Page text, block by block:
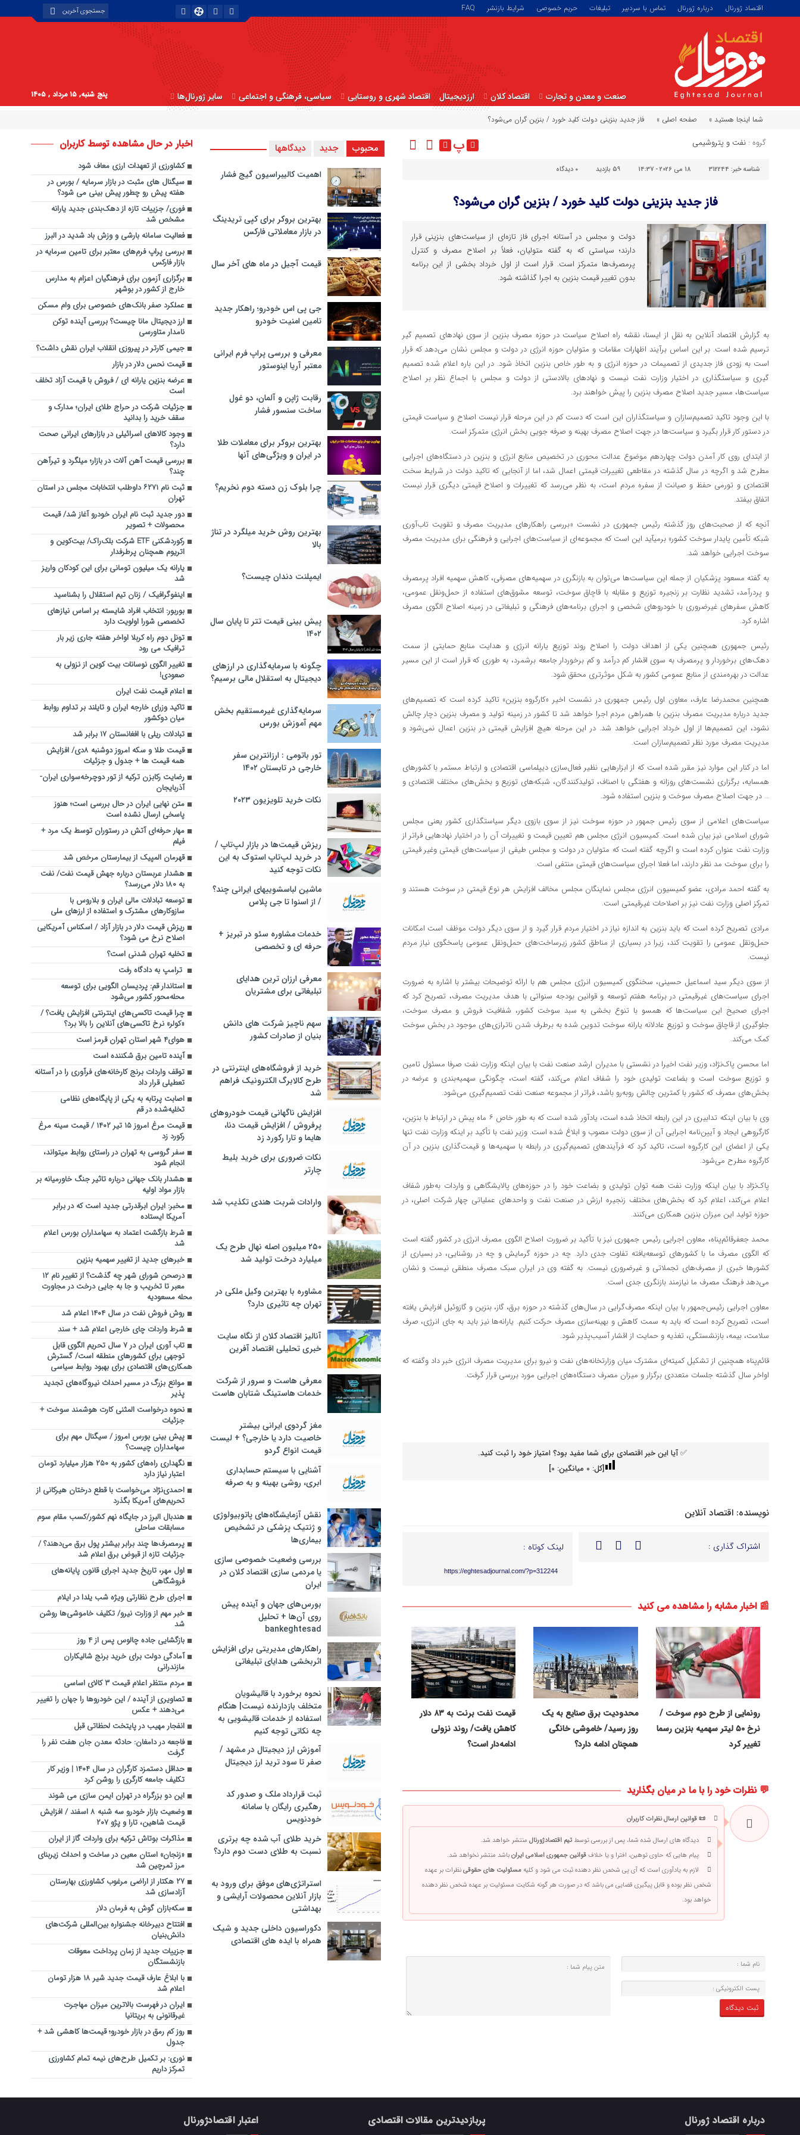
اقتصاد ژورنال درباره ژورنال تماس با سردبیر تبلیغات حریم خصوصی شرایط بازنشر FAQ
صنعت و معدن و تجارت اقتصاد کلان ارزدیجیتال اقتصاد شهری و روستایی سیاسی، فرهنگی و اجتماعی سایر ژورنال‌ها پنج شنبه, ۱۵ مرداد , ۱۴۰۵
شما اینجا هستید » صفحه اصلی » فاز جدید بنزینی دولت کلید خورد / بنزین گران می‌شود؟
گروه : نفت و پتروشیمی پ
شناسه خبر: 312244 18 می 2026 - 14:37 59 بازدید ۰ دیدگاه
فاز جدید بنزینی دولت کلید خورد / بنزین گران می‌شود؟
دولت و مجلس در آستانه اجرای فاز تازه‌ای از سیاست‌های بنزینی قرار
دارند؛ سیاستی که به گفته متولیان، فعلاً بر اصلاح مصرف و کنترل
پرمصرف‌ها متمرکز است. قرار است از اول خرداد بخشی از این برنامه
بدون تغییر قیمت بنزین به اجرا گذاشته شود.
به گزارش اقتصاد آنلاین به نقل از ایسنا، نقشه راه اصلاح سیاست در حوزه مصرف بنزین از سوی نهاد‌های تصمیم گیر
ترسیم شده است. بر این اساس برآیند اظهارات مقامات و متولیان حوزه انرژی در دولت و مجلس نشان می‌دهد که قرار
است به زودی فاز جدیدی از تصمیمات در حوزه انرژی و به طور خاص بنزین اتخاذ شود. در این باره اعلام شده تصمیم
گیری و سیاستگذاری در اختیار وزارت نفت نیست و نهاد‌های بالادستی از دولت و مجلس با اجماع نظر بر اصلاح
سیاست‌ها، مسیر جدید اصلاح مصرف بنزین را پیش خواهند برد.
با این وجود تاکید تصمیم‌سازان و سیاستگذاران این است که دست کم در این مرحله قرار نیست اصلاح و سیاست قیمتی
در دستور کار قرار بگیرد و سیاست‌ها در جهت اصلاح مصرف بهینه و صرفه جویی بخش انرژی متمرکز است.
از ابتدای روی کار آمدن دولت چهاردهم موضوع عدالت محوری در تخصیص منابع انرژی و بنزین در دستگاه‌های اجرایی
مطرح شد و اگرچه در سال گذشته در مقاطعی تغییرات قیمتی اعمال شد، اما از آنجایی که تاکید دولت در شرایط سخت
اقتصادی و تورمی حفظ و صیانت از سفره مردم است، به نظر می‌رسد که تغییرات و اصلاح قیمتی دیگری قرار نیست
اتفاق بیفتد.
آنچه که از صحبت‌های روز گذشته رئیس جمهوری در نشست «بررسی راهکار‌های مدیریت مصرف و تقویت تاب‌آوری
شبکه تأمین پایدار سوخت کشور» برمیآید این است که مجموعه‌ای از سیاست‌های اجرایی و فرهنگی برای مدیریت مصرف
سوخت اجرایی خواهد شد.
به گفته مسعود پزشکیان از جمله این سیاست‌ها می‌توان به بازنگری در سهمیه‌های مصرفی، کاهش سهمیه افراد پرمصرف
و پردرآمد، تشدید نظارت بر زنجیره توزیع و مقابله با قاچاق سوخت، توسعه مشوق‌های استفاده از حمل‌ونقل عمومی،
کاهش سفر‌های غیرضروری با خودرو‌های شخصی و اجرای برنامه‌های فرهنگی و تبلیغاتی در زمینه اصلاح الگوی مصرف
اشاره کرد.
رئیس جمهوری همچنین یکی از اهداف دولت را اصلاح روند توزیع یارانه انرژی و هدایت منابع حمایتی از سمت
دهک‌های برخوردار و پرمصرف به سوی اقشار کم درآمد و کم برخوردار جامعه برشمرد، به طوری که قرار است از این مسیر
عدالت در بهره‌مندی از منابع عمومی کشور به شکل موثرتری محقق شود.
همچنین محمدرضا عارف، معاون اول رئیس جمهوری در نشست اخیر «کارگروه بنزین» تاکید کرده است که تصمیم‌های
جدید درباره مدیریت مصرف بنزین با همراهی مردم اجرا خواهد شد تا کشور در زمینه تولید و مصرف بنزین دچار چالش
نشود، این تصمیم‌ها از اول خرداد اجرایی خواهد شد. در این مرحله هیچ افزایش قیمتی در بنزین اعمال نمی‌شود و
مدیریت مصرف مورد نظر تصمیم‌سازان است.
اما در کنار این موارد نیز مقرر شده است که از ابزار‌هایی نظیر فعال‌سازی دیپلماسی اقتصادی و ارتباط مستمر با کشور‌های
همسایه، برگزاری نشست‌های روزانه و هفتگی با اصناف، تولیدکنندگان، شبکه‌های توزیع و بخش‌های مختلف اقتصادی و
… در جهت اصلاح مصرف سوخت و بنزین استفاده شود.
سیاست‌های اعلامی از سوی رئیس جمهور در حوزه سوخت نیز از سوی بازوی دیگر سیاستگذاری کشور یعنی مجلس
شورای اسلامی نیز بیان شده است. کمیسیون انرژی مجلس هم تعیین قیمت و تغییرات آن را در اختیار نهاد‌هایی فراتر از
وزارت نفت عنوان کرده است و اگرچه گفته است که متولیان در دولت و مجلس طیفی از سیاست‌های قیمتی وغیر قیمتی
را برای سوخت مد نظر دارند، اما فعلا اجرای سیاست‌های قیمتی منتفی است.
به گفته احمد مرادی، عضو کمیسیون انرژی مجلس نماینگان مجلس مخالف افزایش هر نوع قیمتی در سوخت هستند و
تمرکز اصلی وزارت نفت نیز بر اصلاحات غیرقیمتی است.
مرادی تصریح کرده است که باید بنزین به اندازه نیاز در اختیار مردم قرار گیرد و از سوی دیگر دولت موظف است امکانات
حمل‌ونقل عمومی را تقویت کند، زیرا در بسیاری از مناطق کشور زیرساخت‌های حمل‌ونقل عمومی پاسخگوی نیاز مردم
نیست.
از سوی دیگر سید اسماعیل حسینی، سخنگوی کمیسیون انرژی مجلس هم با ارائه توضیحات بیشتر با اشاره به ضرورت
اجرای سیاست‌های غیرقیمتی در برنامه هفتم توسعه و قوانین بودجه سنواتی با هدف مدیریت مصرف، تصریح کرد که
اجرای صحیح این سیاست‌ها که همسو با تنوع بخشی به سبد سوخت کشور، شفافیت فروش و مصرف سوخت،
جلوگیری از قاچاق سوخت و توزیع عادلانه یارانه سوخت تدوین شده به برطرف شدن ناترازی‌های موجود در بخش سوخت
کمک می‌کند.
اما محسن پاک‌نژاد، وزیر نفت اخیرا در نشستی با مدیران ارشد صنعت نفت با بیان اینکه وزارت نفت صرفا مسئول تامین
و توزیع سوخت است و بضاعت تولیدی خود را شفاف اعلام می‌کند، گفته است، چگونگی سهمیه‌بندی و عرضه در
بخش‌های مصرف که کشور با کمترین چالش روبه‌رو باشد، فراتر از مجموعه صنعت نفت تصمیم‌گیری می‌شود.
وی با بیان اینکه تدابیری در این رابطه اتخاذ شده است، یادآور شده است که به طور خاص ۶ ماه پیش در ارتباط با بنزین،
کارگروهی ایجاد و آیین‌نامه اجرایی آن از سوی دولت مصوب و ابلاغ شده است. وزیر نفت با تأکید بر اینکه وزارت نفت تنها
یکی از اعضای این کارگروه است، تاکید کرد که فرآیند‌های تصمیم‌گیری در رابطه با سهمیه‌ها و قیمت‌گذاری بنزین در آن
کارگروه مطرح می‌شود.
پاک‌نژاد با بیان اینکه وزارت نفت همه توان تولیدی و بضاعت خود را در حوزه‌های پالایشگاهی و واردات به‌طور شفاف
اعلام می‌کند، اعلام کرد که بخش‌های مختلف زنجیره ارزش در صنعت نفت و واحد‌های عملیاتی چهار شرکت اصلی، در
حوزه تولید این میزان بنزین همکاری می‌کنند.
محمد جعفرقائم‌پناه، معاون اجرایی رئیس جمهوری نیز با تأکید بر ضرورت اصلاح الگوی مصرف انرژی در کشور گفته است
که الگوی مصرف ما با کشور‌های توسعه‌یافته تفاوت جدی دارد. چه در حوزه گرمایش و چه در روشنایی، در بسیاری از
کشور‌ها خبری از مصرف‌های تجملاتی و غیرضروری نیست. به گفته وی در ایران سبک مصرف منطقی نیست و نشان
می‌دهد فرهنگ مصرف ما نیازمند بازنگری جدی است.
معاون اجرایی رئیس‌جمهور با بیان اینکه مصرف‌گرایی در سال‌های گذشته در حوزه برق، گاز، بنزین و گازوئیل افزایش یافته
است، تصریح کرده است که باید به سمت کاهش و بهینه‌سازی مصرف حرکت کنیم. یارانه‌ها نیز باید به جای انرژی، صرف
سلامت، بیمه، بازنشستگی، تغذیه و حمایت از اقشار آسیب‌پذیر شود.
قائم‌پناه همچنین از تشکیل کمیته‌ای مشترک میان وزارتخانه‌های نفت و نیرو برای مدیریت مصرف انرژی خبر داد وگفته که
اواخر سال گذشته جلسات متعددی برگزار و میزان مصرف دستگاه‌های اجرایی مورد بررسی قرار گرفت.
✅ آیا این خبر اقتصادی برای شما مفید بود؟ امتیاز خود را ثبت کنید.
[کل: 0 میانگین: 0
]
نویسنده: اقتصاد آنلاین
اشتراک گذاری : لینک کوتاه :
https://eghtesadjournal.com/?p=312244
📰 اخبار مشابه را مشاهده می کنید
رونمایی از طرح دوم سوخت /
نرخ ۵۰ لیتر سهمیه بنزین رسما
تغییر کرد
محدودیت برق صنایع به یک
روز رسید/ خاموشی خانگی
همچنان ادامه دارد؟
قیمت نفت برنت به ۸۳ دلار
کاهش یافت/ روند نزولی
ادامه‌دار است؟
💬 نظرات خود را با ما در میان بگذارید
📜 قوانین ارسال نظرات کاربران
دیدگاه های ارسال شده شما، پس از بررسی توسط تیم اقتصادژورنال منتشر خواهد شد.
پیام هایی که حاوی توهین، افترا و یا خلاف قوانین جمهوری اسلامی ایرانباشد منتشر نخواهد شد.
لازم به یادآوری است که آی پی شخص نظر دهنده ثبت می شود و کلیه مسئولیت های حقوقینظرات بر عهده
شخص نظر بوده و قابل پیگیری قضایی می باشد که در صورت هر گونه شکایت مسئولیت بر عهده شخص نظر دهنده
خواهد بود.
محبوب جدید دیدگاهها
اهمیت کالیبراسیون گیج فشار
بهترین بروکر برای کپی‌ تریدینگ
در بازار معاملاتی فارکس
قیمت آجیل در ماه های آخر سال
جی پی اس خودرو؛ راهکار جدید
تامین امنیت خودرو
معرفی و بررسی پراپ فرم ایرانی
معتبر آریا اینوستور
رقابت ژاپن و آلمان، دو غول
ساخت سنسور فشار
بهترین بروکر برای معاملات طلا
در ایران و ویژگی‌های آنها
چرا بلوک زن دسته دوم نخریم؟
بهترین روش خرید میلگرد در تناژ
بالا
ایمپلنت دندان چیست؟
پیش بینی قیمت تتر تا پایان سال
۱۴۰۲
چگونه با سرمایه‌گذاری در ارزهای
دیجیتال به استقلال مالی برسیم؟
سرمایه‌گذاری غیرمستقیم بخش
مهم آموزش بورس
تور باتومی : ارزانترین سفر
خارجی در تابستان ۱۴۰۲
نکات خرید تلویزیون ۲۰۲۳
ریزش قیمت‌ها در بازار لپ‌تاپ /
در خرید لپ‌تاپ استوک به این
نکات توجه کنید
ماشین لباسشویی‎های ایرانی چند؟
/ از اسنوا تا جی پلاس
خدمات مشاوره سئو در تبریز +
حرفه ای و تخصصی
معرفی ارزان ترین هدایای
تبلیغاتی برای مشتریان
سهم ناچیز شرکت های دانش
بنیان از صادرات کشور
خرید از فروشگاه‌های اینترنتی در
طرح کالابرگ الکترونیک فراهم
شد
افزایش ناگهانی قیمت خودروهای
پرفروش / افزایش قیمت دنا،
هایما و تارا رکورد زد
نکات ضروری برای خرید بلیط
چارتر
وارادات شربت هندی تکذیب شد
۲۵۰ میلیون اصله نهال طرح یک
میلیارد درخت تولید شد
مشاوره با بهترین وکیل ملکی در
تهران چه تاثیری دارد؟
آنالیز اقتصاد کلان از نگاه سایت
خبری تحلیلی اقتصاد آفرین
معرفی هاست و سرور از شرکت
خدمات هاستینگ شتابان هاست
مغز گردوی ایرانی بیشتر
خاصیت دارد یا خارجی؟ + لیست
قیمت انواع گردو
آشنایی با سیستم حسابداری
ابری، روشی بهینه و به صرفه
نقش آزمایشگاه‌های پاتوبیولوژی
و ژنتیک پزشکی در تشخیص
بیماری‌ها
بررسی وضعیت خصوصی سازی
یا مردمی سازی اقتصاد کلان در
ایران
بورس‌های جهان و آینده پیش
روی آن‌ها + تحلیل
bankeghtesad
راهکارهای مدیریتی برای افزایش
اثربخشی هدایای تبلیغاتی
نحوه برخورد با قالیشویان
متخلف بازدارنده نیست| هنگام
استفاده از خدمات قالیشویی به
چه نکاتی توجه کنیم
آموزش ارز دیجیتال در مشهد /
صفر تا سود ترید ارز دیجیتال
ثبت قرارداد ملک و صدور کد
رهگیری رایگان با سامانه
خودنویس
خرید طلای آب شده چه برتری
نسبت به طلای دست دوم دارد؟
استراتژی‌های موفق برای ورود به
بازار آنلاین محصولات آرایشی و
بهداشتی
دکوراسیون داخلی جدید و شیک
همراه با ایده های اقتصادی
اخبار در حال مشاهده توسط کاربران
کشاورزی از تعهدات ارزی معاف شود
سیگنال های مثبت در بازار سرمایه / بورس در
هفته پیش رو چطور پیش بینی می شود؟
فوری/ جزییات تازه از دهک‌بندی جدید یارانه
مشخص شد
فعالیت سامانه بارشی و وزش باد شدید در البرز
بررسی پراپ فرم‌های معتبر برای تامین سرمایه در
بازار فارکس
برگزاری آزمون برای فرهنگیان اعزام به مدارس
خارج از کشور در بوشهر
عملکرد صفر بانک‌های خصوصی برای وام مسکن
ارز دیجیتال مانا چیست؟ بررسی آینده توکن
نامدار متاورسی
جیمی کارتر در پیروزی انقلاب ایران نقش داشت؟
قیمت نحس دلار در بازار
عرضه بنزین یارانه ای / فروش با قیمت آزاد تخلف
است
جزئیات شرکت در حراج طلای ایران؛ مدارک و
سقف خرید را بدانید
وجود کالاهای اسرائیلی در بازارهای ایرانی صحت
دارد؟
بررسی قیمت آهن‌ آلات در بازار؛ میلگرد و تیرآهن
چند؟
ثبت نام ۶۲۷۱ داوطلب انتخابات مجلس در استان
تهران
دور جدید ثبت نام ایران خودرو آغاز شد/ قیمت
محصولات + تصویر
رکوردشکنی ETF شرکت بلک‌راک/ بیت‌کوین و
اتریوم همچنان پرطرفدار
یارانه یک میلیون تومانی برای این کودکان واریز
شد
اینفوگرافیک / زنان تیم استقلال را بشناسید
بوربور: انتخاب افراد شایسته بر اساس نیازهای
تخصصی شورا اولویت دارد
تونل دوم راه کربلا اواخر هفته جاری زیر بار
ترافیک می رود
تغییر الگوی نوسانات بیت‌ کوین از نزولی به
صعودی!
اعلام قیمت نفت ایران
تاکید وزرای خارجه ایران و تایلند بر تداوم روابط
میان دوکشور
تبادلات ریلی با افغانستان ۱۷ برابر شد
قیمت طلا و سکه امروز دوشنبه ۸دی/ افزایش
همه قیمت ها + جدول و جزئیات
رضایت رکابزن ترکیه از تور دوچرخه‌سواری ایران-
آذربایجان
متن نهایی ایران در حال بررسی است؛ هنوز
پاسخی ارسال نشده است
مهار حرفه‌ای آتش در رستوران توسط یک مرد +
فیلم
قهرمان المپیک از بیمارستان مرخص شد
هشدار عربستان درباره جهش قیمت نفت/ نفت
به ۱۸۰ دلار می‌رسد؟
توسعه تبادلات مالی ایران و بلاروس با
سازوکارهای مشترک و استفاده از ارزهای ملی
ریزش قیمت دلار در بازار آزاد / اسکناس آمریکایی
اصلاح نرخ می شود؟
تخلیه تهران شدنی است؟
ترامپ به دادگاه رفت
استاندار قم: پردیسان الگویی برای توسعه
محله‌محور کشور می‌شود
چرا قیمت‌ تاکسی‌های اینترنتی افزایش یافت؟ /
«کولر» نرخ تاکسی‌های آنلاین را بالا برد؟
هوای۴ شهر استان تهران قرمز است
آینده تامین برق شکننده است
توقف واردات برنج کارخانه‌های فرآوری را در آستانه
تعطیلی قرار داد
اصابت پرتابه به یکی از پایگاه‌های نظامی
تخلیه‌شده در قم
قیمت مرغ امروز ۱۵ تیر ۱۴۰۲ / قیمت سینه مرغ
رکورد زد
سفر گروسی به تهران در راستای روابط می‎تواند،
انجام شود
هشدار بانک جهانی درباره تاثیر جنگ خاورمیانه بر
بازار مواد اولیه
مخبر: ایران ابرقدرتی جدید است که در برابر
آمریکا ایستاده
شرط بازگشت اعتماد به سهامداران بورس اعلام
شد
خبرهای جدید از تغییر سهمیه بنزین
درصحن شورای شهر چه گذشت؟ از تغییر نام ۱۲
معبر تا تخریب و جا به جایی درخت در مجاورت
محله مسعودیه
روش فروش نفت در سال ۱۴۰۴ اعلام شد
شرط واردات چای خارجی اعلام شد + سند
تاب آوری ایران در ۷ سال تحریم الگوی قابل
توجهی برای کشورهای منطقه است/ گسترش
همکاری‌های اقتصادی برای بهبود روابط سیاسی
موانع بزرگ در مسیر احداث نیروگاه‌های تجدید
پذیر
نحوه درخواست المثنی کارت هوشمند سوخت +
جزئیات
پیش بینی بورس امروز / سیگنال مهم برای
سهامداران چیست؟
نگهداری راه‌های کشور به ۲۵۰ هزار میلیارد تومان
اعتبار نیاز دارد
احمدی‌نژاد می‌خواست با قطع درختان هیرکانی از
تحریم‌های آمریکا بگذرد
هندبال البرز در جایگاه نهم کشور/کسب مقام سوم
مسابقات ساحلی
پرمصرف‌ها چند برابر بیشتر پول برق می‌دهند؟ /
جزئیات تازه از قبوض برق اعلام شد
اول مهر، تاریخ جدید اجرای قانون پایانه‌های
فروشگاهی
اجرای طرح نظارتی ویژه شب یلدا در ایلام
خبر مهم از وزارت نیرو/ تکلیف خاموشی‌ها روشن
شد
بازگشایی جاده چالوس پس از ۴ روز
آمادگی دولت برای خرید برنج شالیکاران
مازندرانی
مردم منتظر اعلام قیمت ۳ کالای اساسی
تصاویری از آینده / این خودروها را جهان را تغییر
می‌دهند + عکس
انفجار مهیب در پایتخت لحظاتی قبل
فاجعه در دامغان: حادثه معدن جان هفت نفر را
گرفت
حداقل دستمزد کارگران در سال ۱۴۰۴ | وزیر کار
تکلیف جامعه کارگری را روشن کرد
این دو بزرگراه در تهران ایمن سازی می شوند
وضعیت بازار خودرو سه شنبه ۸ اسفند / افزایش
قیمت شاهین، تارا و پژو ۲۰۷
مذاکرات بوتاش ترکیه برای واردات گاز از ایران
«زنجان» استان معین در ساخت و احداث زیربنای
مرز تمرچین شد
۲۷ هکتار از اراضی مرغوب کشاورزی بهارستان
آزادسازی شد
سکه‌بازان گوش به فرمان دلار
افتتاح دبیرخانه جشنواره بین‌المللی شرکت‌های
دانش‌بنیان
جزییات جدید از زمان پرداخت معوقات
بازنشستگان
با ابلاغ عارف قیمت جدید شیر ۱۸ هزار تومان
اعلام شد
ایران در فهرست بالاترین میزان مهاجرت
غیرقانونی به بریتانیا
روز کم رمق در بازار خودرو؛ قیمت‌ها کاهشی شد +
جدول
نوری: بر تکمیل طرح‌های نیمه تمام کشاورزی
تمرکز داریم
درباره اقتصاد ژورنال پربازدیدترین مقالات اقتصادی اعتبار اقتصادژورنال